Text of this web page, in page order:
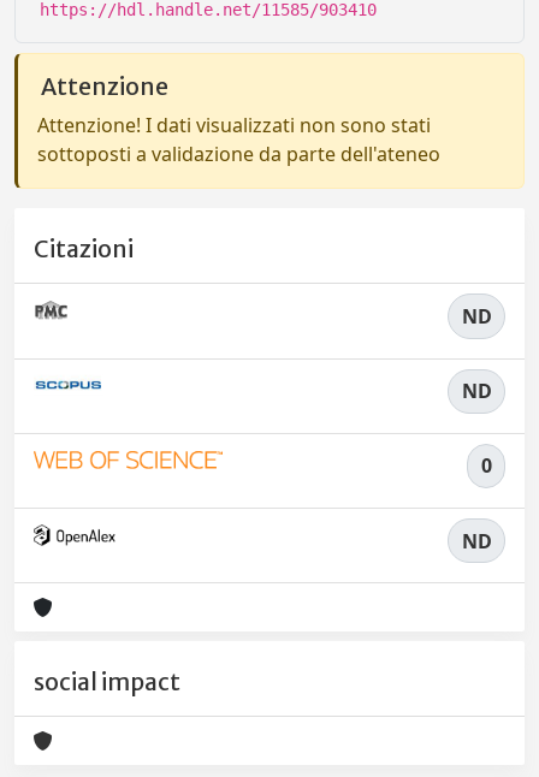
https://hdl.handle.net/11585/903410
Attenzione
Attenzione! I dati visualizzati non sono stati
sottoposti a validazione da parte dell'ateneo
Citazioni
ND
ND
0
ND
social impact